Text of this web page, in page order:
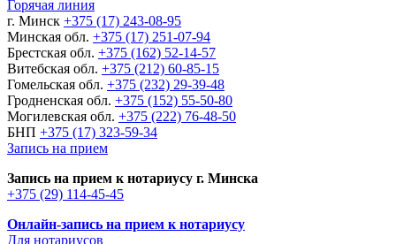
Горячая линия
г. Минск +375 (17) 243-08-95
Минская обл. +375 (17) 251-07-94
Брестская обл. +375 (162) 52-14-57
Витебская обл. +375 (212) 60-85-15
Гомельская обл. +375 (232) 29-39-48
Гродненская обл. +375 (152) 55-50-80
Могилевская обл. +375 (222) 76-48-50
БНП +375 (17) 323-59-34
Запись на прием
Запись на прием к нотариусу г. Минска
+375 (29) 114-45-45
Онлайн-запись на прием к нотариусу
Для нотариусов